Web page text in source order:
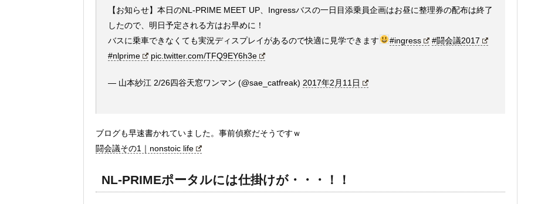
【お知らせ】本日のNL-PRIME MEET UP、Ingressバスの一日目添乗員企画はお昼に整理券の配布は終了
したので、明日予定される方はお早めに！
バスに乗車できなくても実況ディスプレイがあるので快適に見学できます
#ingress
#闘会議2017
#nlprime
pic.twitter.com/TFQ9EY6h3e
— 山本紗江 2/26四谷天窓ワンマン (@sae_catfreak) 2017年2月11日
ブログも早速書かれていました。事前偵察だそうですｗ
闘会議その1｜nonstoic life
NL-PRIMEポータルには仕掛けが・・・！！